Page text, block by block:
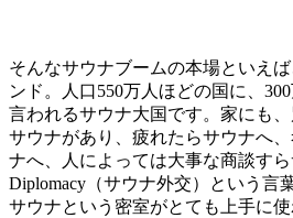
そんなサウナブームの本場といえ
ンド。人口550万人ほどの国に、
言われるサウナ大国です。家にも
サウナがあり、疲れたらサウナへ
ナへ、人によっては大事な商談す
Diplomacy（サウナ外交）という言
サウナという密室がとても上手に